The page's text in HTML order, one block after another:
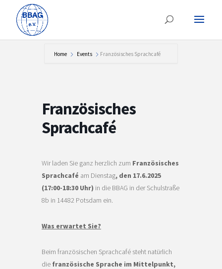
Home Events Französisches Sprachcafé
Französisches
Sprachcafé
Wir laden Sie ganz herzlich zum Französisches
Sprachcafé am Dienstag, den 17.6.2025
(17:00-18:30 Uhr) in die BBAG in der Schulstraße
8b in 14482 Potsdam ein.
Was erwartet Sie?
Beim französischen Sprachcafé steht natürlich
die französische Sprache im Mittelpunkt,